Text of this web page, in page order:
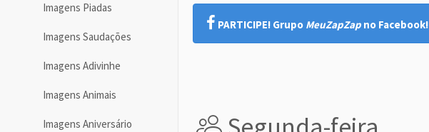
Imagens Piadas
Imagens Saudações
Imagens Adivinhe
Imagens Animais
Imagens Aniversário
PARTICIPE! Grupo MeuZapZap no Facebook!